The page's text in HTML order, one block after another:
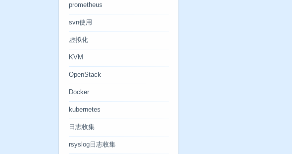
prometheus
svn使用
虚拟化
KVM
OpenStack
Docker
kubernetes
日志收集
rsyslog日志收集